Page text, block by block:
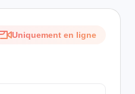
Uniquement en ligne